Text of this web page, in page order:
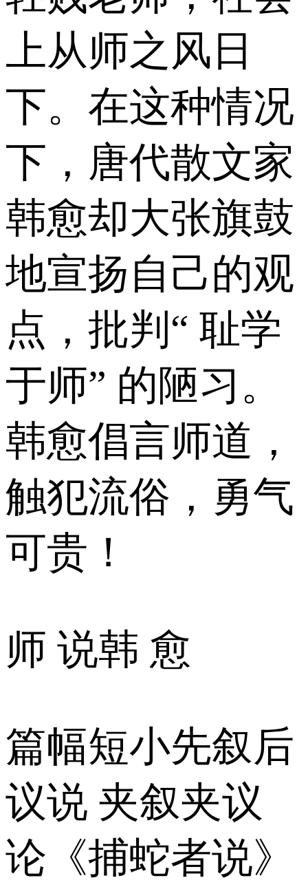
上从师之风日
下。在这种情况
下，唐代散文家
韩愈却大张旗鼓
地宣扬自己的观
点，批判“ 耻学
于师” 的陋习。
韩愈倡言师道，
触犯流俗，勇气
可贵！
师 说韩 愈
篇幅短小先叙后
议说 夹叙夹议
论《捕蛇者说》